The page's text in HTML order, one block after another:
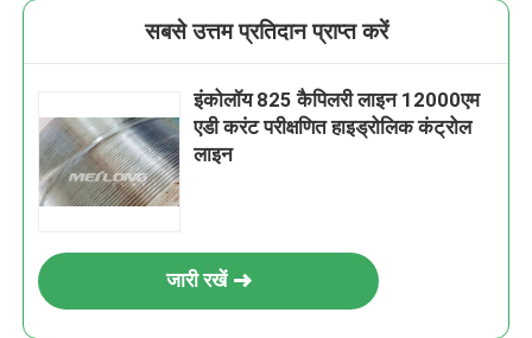
सबसे उत्तम प्रतिदान प्राप्त करें
इंकोलॉय 825 कैपिलरी लाइन 12000एम
एडी करंट परीक्षणित हाइड्रोलिक कंट्रोल
लाइन
जारी रखें